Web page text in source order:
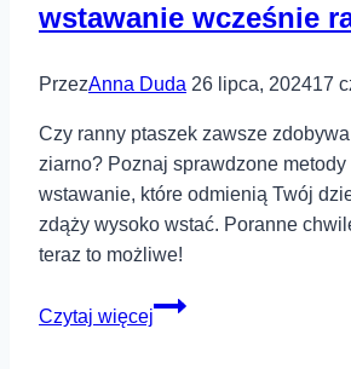
wstawanie wcześnie
PrzezAnna Duda 26 lipca, 202417
Czy ranny ptaszek zawsze
ziarno? Poznaj sprawdzone
wstawanie, które odmienią Twój
zdąży wysoko wstać. Poranne
teraz to możliwe!
Czytaj więcej
Skuteczne